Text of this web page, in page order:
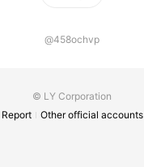
@458ochvp
© LY Corporation
Report
Other official accounts